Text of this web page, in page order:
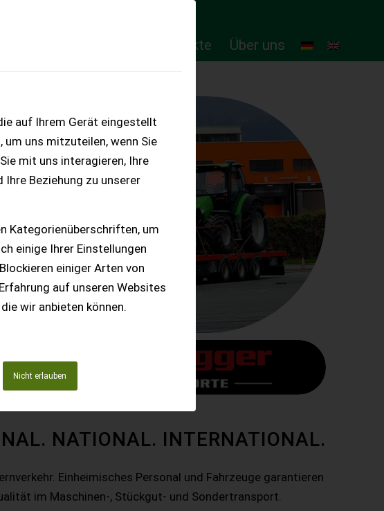
auf Ihrem Gerät eingestellt
um uns mitzuteilen, wenn Sie
mit uns interagieren, Ihre
Beziehung zu unserer
Kategorienüberschriften, um
einige Ihrer Einstellungen
einiger Arten von
auf unseren Websites
wir anbieten können.
Nicht erlauben
Online-Produkte Über uns
NATIONAL. INTERNATIONAL.
Einheimisches Personal und Fahrzeuge garantieren
im Maschinen-, Stückgut- und Sondertransport.